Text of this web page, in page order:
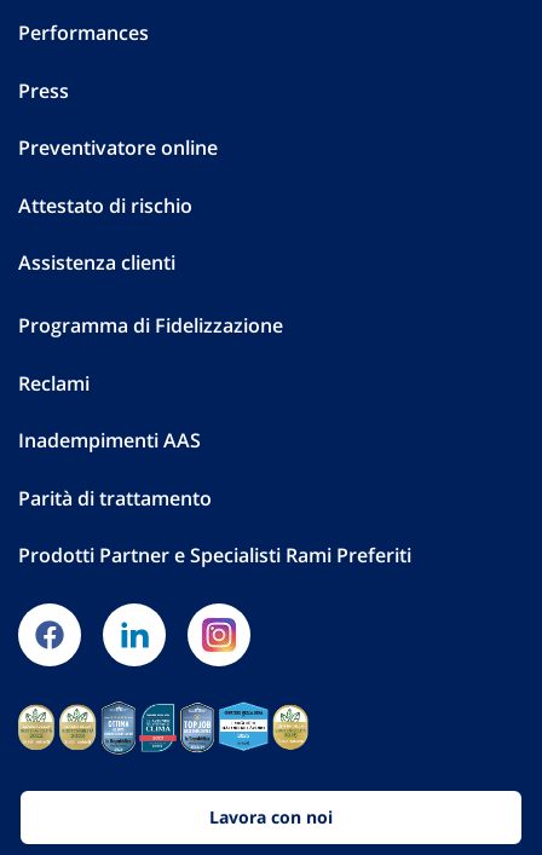
Performances
Press
Preventivatore online
Attestato di rischio
Assistenza clienti
Programma di Fidelizzazione
Reclami
Inadempimenti AAS
Parità di trattamento
Prodotti Partner e Specialisti Rami Preferiti
Lavora con noi